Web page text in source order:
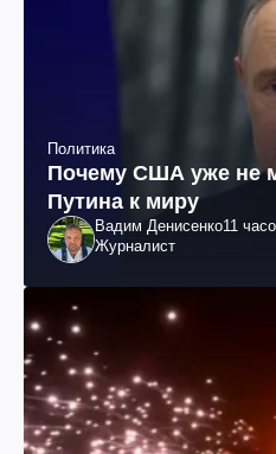
Политика
Почему США уже не
Путина к миру
Вадим Денисенко11
Журналист